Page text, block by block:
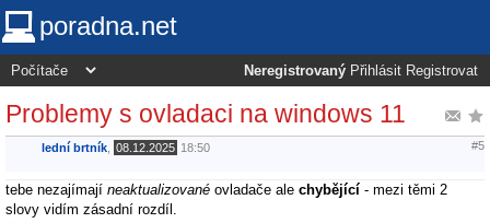
poradna.net
Neregistrovaný Přihlásit Registrovat
Problemy s ovladaci na windows 11
lední brtník 08.12.2025 18:50 #5
tebe nezajímají neaktualizované ovladače ale chybějící - mezi těmi 2
slovy vidím zásadní rozdíl.